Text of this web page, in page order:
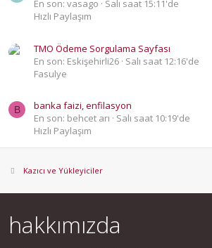
En son: vasago
Salı saat 15:11'de
Hızlı Paylaşım
TMO Ödeme Sorgulama Sayfası
En son: Eskişehirli26 Salı saat 12:16'de
Fasulye
B
banka faizi, enfilasyon
En son: behcet arı
Salı saat 10:19'de
Hızlı Paylaşım
Kazıcı ve Yükleyiciler
hakkımızda